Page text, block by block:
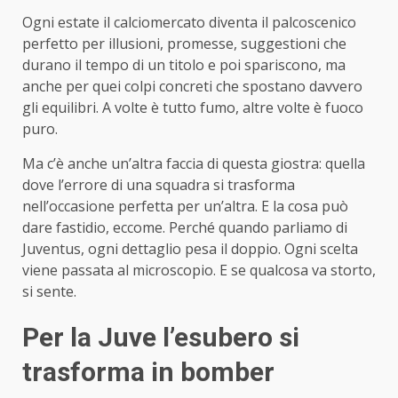
Ogni estate il calciomercato diventa il palcoscenico
perfetto per illusioni, promesse, suggestioni che
durano il tempo di un titolo e poi spariscono, ma
anche per quei colpi concreti che spostano davvero
gli equilibri. A volte è tutto fumo, altre volte è fuoco
puro.
Ma c’è anche un’altra faccia di questa giostra: quella
dove l’errore di una squadra si trasforma
nell’occasione perfetta per un’altra. E la cosa può
dare fastidio, eccome. Perché quando parliamo di
Juventus, ogni dettaglio pesa il doppio. Ogni scelta
viene passata al microscopio. E se qualcosa va storto,
si sente.
Per la Juve l’esubero si
trasforma in bomber